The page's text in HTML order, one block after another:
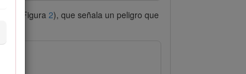
(Figura 2), que señala un peligro que